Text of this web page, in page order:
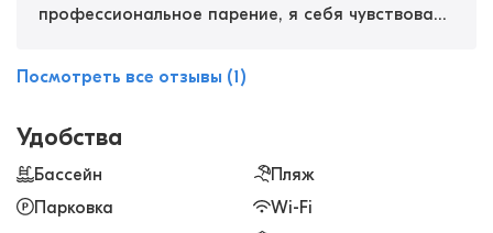
профессиональное парение, я себя чувствовала
процедура. Еще хорошая сауна. Вкусный
завтрак, очень сытный. Жили в маленьком
необходимое.
Посмотреть все отзывы (1)
Удобства
Бассейн
Пляж
Парковка
Wi-Fi